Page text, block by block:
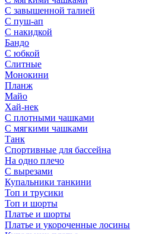
С завышенной талией
С пуш-ап
С накидкой
Бандо
С юбкой
Слитные
Монокини
Планж
Майо
Хай-нек
С плотными чашками
С мягкими чашками
Танк
Спортивные для бассейна
На одно плечо
С вырезами
Купальники танкини
Топ и трусики
Топ и шорты
Платье и шорты
Платье и укороченные лосины